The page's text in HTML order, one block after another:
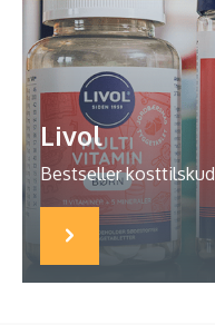
Livol
Bestseller kosttilskud